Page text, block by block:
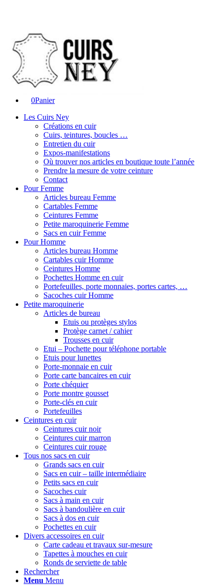
0Panier
Les Cuirs Ney
Créations en cuir
Cuirs, teintures, boucles …
Entretien du cuir
Expos-manifestations
Où trouver nos articles en boutique toute l’année
Prendre la mesure de votre ceinture
Contact
Pour Femme
Articles bureau Femme
Cartables Femme
Ceintures Femme
Petite maroquinerie Femme
Sacs en cuir Femme
Pour Homme
Articles bureau Homme
Cartables cuir Homme
Ceintures Homme
Pochettes Homme en cuir
Portefeuilles, porte monnaies, portes cartes, …
Sacoches cuir Homme
Petite maroquinerie
Articles de bureau
Etuis ou protèges stylos
Protège carnet / cahier
Trousses en cuir
Etui – Pochette pour téléphone portable
Etuis pour lunettes
Porte-monnaie en cuir
Porte carte bancaires en cuir
Porte chéquier
Porte montre gousset
Porte-clés en cuir
Portefeuilles
Ceintures en cuir
Ceintures cuir noir
Ceintures cuir marron
Ceintures cuir rouge
Tous nos sacs en cuir
Grands sacs en cuir
Sacs en cuir – taille intermédiaire
Petits sacs en cuir
Sacoches cuir
Sacs à main en cuir
Sacs à bandoulière en cuir
Sacs à dos en cuir
Pochettes en cuir
Divers accessoires en cuir
Carte cadeau et travaux sur-mesure
Tapettes à mouches en cuir
Ronds de serviette de table
Rechercher
Menu Menu